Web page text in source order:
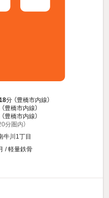
分 （豊橋市内線）
豊橋市内線）
豊橋市内線）
分圏内）
牛川1丁目
/ 軽量鉄骨